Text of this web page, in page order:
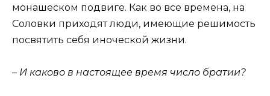
монашеском подвиге. Как во все времена, на
Соловки приходят люди, имеющие решимость
посвятить себя иноческой жизни.
– И каково в настоящее время число братии?